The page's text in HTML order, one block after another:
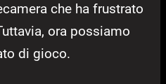
che ha frustrato
ora possiamo
di gioco.